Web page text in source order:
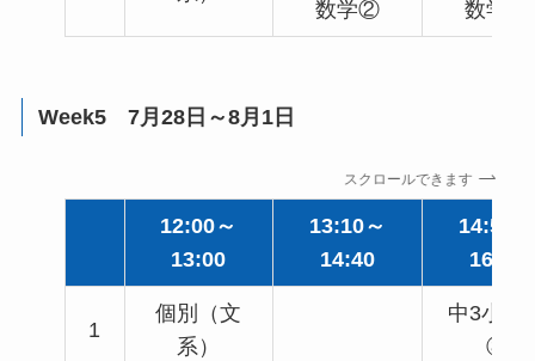
数学②
数学②
Week5 7月28日～8月1日
スクロールできます
12:00～
13:00
13:10～
14:40
14:50～
16:20
1
個別（文
系）
中3小論
③